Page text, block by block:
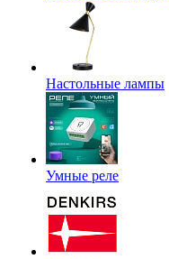
Настольные лампы
Умные реле